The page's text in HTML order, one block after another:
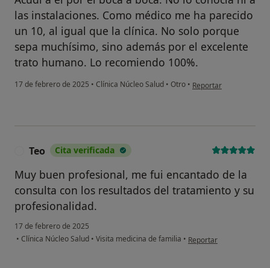
las instalaciones. Como médico me ha parecido
un 10, al igual que la clínica. No solo porque
sepa muchísimo, sino además por el excelente
trato humano. Lo recomiendo 100%.
17 de febrero de 2025 • Clínica Núcleo Salud • Otro • en opinión del usuario
Reportar
Teo Cita verificada
Muy buen profesional, me fui encantado de la
consulta con los resultados del tratamiento y su
profesionalidad.
17 de febrero de 2025
• Clínica Núcleo Salud • Visita medicina de familia • en opinión del usuario
Reportar